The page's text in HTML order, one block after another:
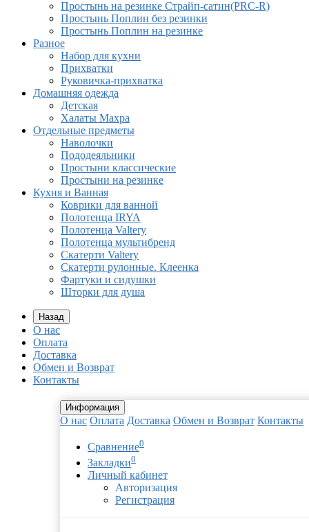
Простынь на резинке Страйп-сатин(PRC-R)
Простынь Поплин без резинки
Простынь Поплин на резинке
Разное
Набор для кухни
Прихватки
Руковичка-прихватка
Домашняя одежда
Детская
Халаты Махра
Отдельные предметы
Наволочки
Пододеяльники
Простыни классические
Простыни на резинке
Кухня и Ванная
Коврики для ванной
Полотенца IRYA
Полотенца Valtery
Полотенца мультибренд
Скатерти Valtery
Скатерти рулонные. Клеенка
Фартуки и сидушки
Шторки для душа
Назад
О нас
Оплата
Доставка
Обмен и Возврат
Контакты
Информация
О нас Оплата Доставка Обмен и Возврат Контакты
Сравнение0
Закладки0
Личный кабинет
Авторизация
Регистрация